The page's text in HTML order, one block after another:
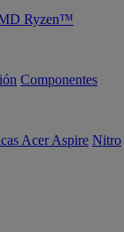
Ryzen™
Componentes
Acer Aspire Nitro